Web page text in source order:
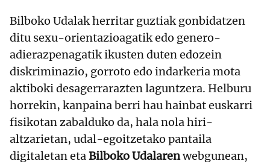
Bilboko Udalak herritar guztiak gonbidatzen
ditu sexu-orientazioagatik edo genero-
adierazpenagatik ikusten duten edozein
diskriminazio, gorroto edo indarkeria mota
aktiboki desagerrarazten laguntzera. Helburu
horrekin, kanpaina berri hau hainbat euskarri
fisikotan zabalduko da, hala nola hiri-
altzarietan, udal-egoitzetako pantaila
digitaletan etaBilboko Udalarenwebgunean,